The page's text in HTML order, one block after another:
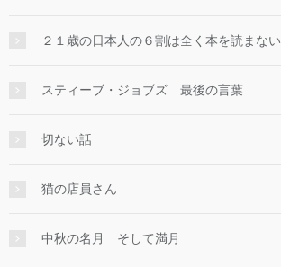
２１歳の日本人の６割は全く本を読まない
スティーブ・ジョブズ 最後の言葉
切ない話
猫の店員さん
中秋の名月 そして満月